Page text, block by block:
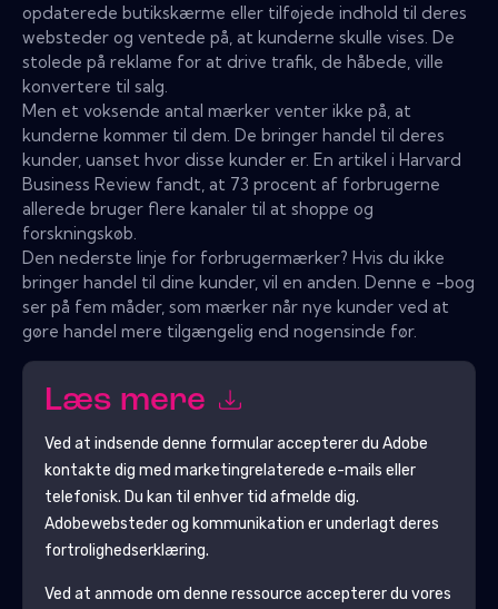
opdaterede butikskærme eller tilføjede indhold til deres
websteder og ventede på, at kunderne skulle vises. De
stolede på reklame for at drive trafik, de håbede, ville
konvertere til salg.
Men et voksende antal mærker venter ikke på, at
kunderne kommer til dem. De bringer handel til deres
kunder, uanset hvor disse kunder er. En artikel i Harvard
Business Review fandt, at 73 procent af forbrugerne
allerede bruger flere kanaler til at shoppe og
forskningskøb.
Den nederste linje for forbrugermærker? Hvis du ikke
bringer handel til dine kunder, vil en anden. Denne e -bog
ser på fem måder, som mærker når nye kunder ved at
gøre handel mere tilgængelig end nogensinde før.
Læs mere
Ved at indsende denne formular accepterer du Adobe
kontakte dig med marketingrelaterede e-mails eller
telefonisk. Du kan til enhver tid afmelde dig.
Adobewebsteder og kommunikation er underlagt deres
fortrolighedserklæring.
Ved at anmode om denne ressource accepterer du vores